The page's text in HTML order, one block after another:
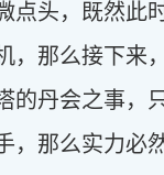
点头，既然此
，那么接下来
的丹会之事，
，那么实力必